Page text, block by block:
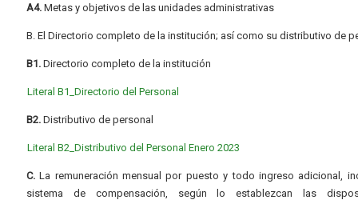
A4. Metas y objetivos de las unidades administrativas
B. El Directorio completo de la institución; así como su distributivo de
B1. Directorio completo de la institución
Literal B1_Directorio del Personal
B2. Distributivo de personal
Literal B2_Distributivo del Personal Enero 2023
C. La remuneración mensual por puesto y todo ingreso adicional,
sistema de compensación, según lo establezcan las